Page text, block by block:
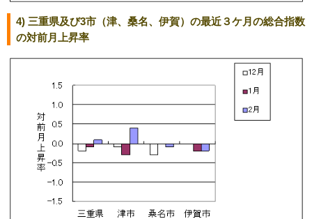
4) 三重県及び3市（津、桑名、伊賀）の最近３ケ月の総合指数
の対前月上昇率